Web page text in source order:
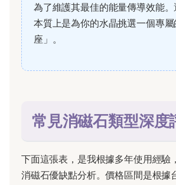
為了維護其最佳的能量傳導效能。
本質上是為你的水晶挑選一個專
座」。
常見消磁石類型深度
下面這張表，是我根據多年使用經驗
消磁石優缺點分析。價格區間是根據